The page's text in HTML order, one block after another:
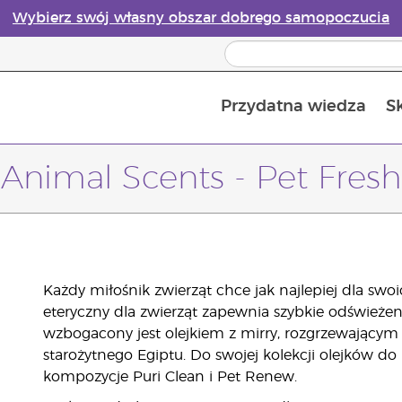
Wybierz swój własny obszar dobrego samopoczucia
Przydatna wiedza
Animal Scents - Pet Fresh
Każdy miłośnik zwierząt chce jak najlepiej dla
eteryczny dla zwierząt zapewnia szybkie
wzbogacony jest olejkiem z mirry,
starożytnego Egiptu. Do swojej kolekcji olejków
kompozycje Puri Clean i Pet Renew.